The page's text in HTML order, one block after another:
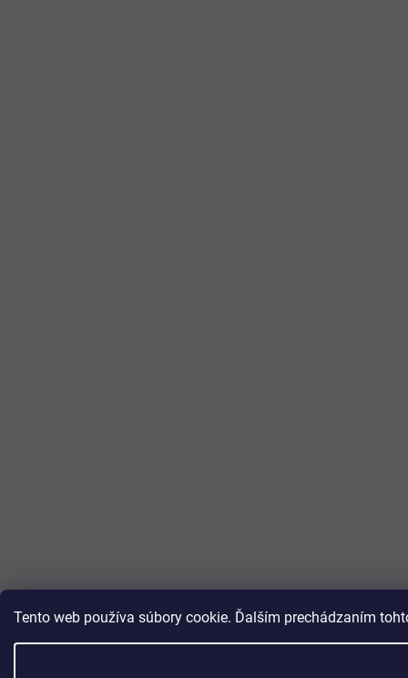
Tento web používa súbory cookie. Ďalším prechádzaním